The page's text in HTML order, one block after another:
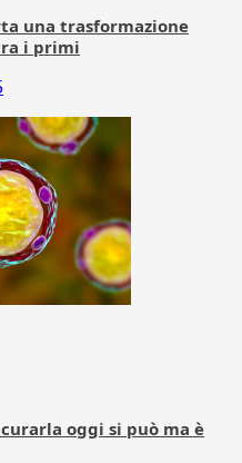
una trasformazione
i primi
oggi si può ma è